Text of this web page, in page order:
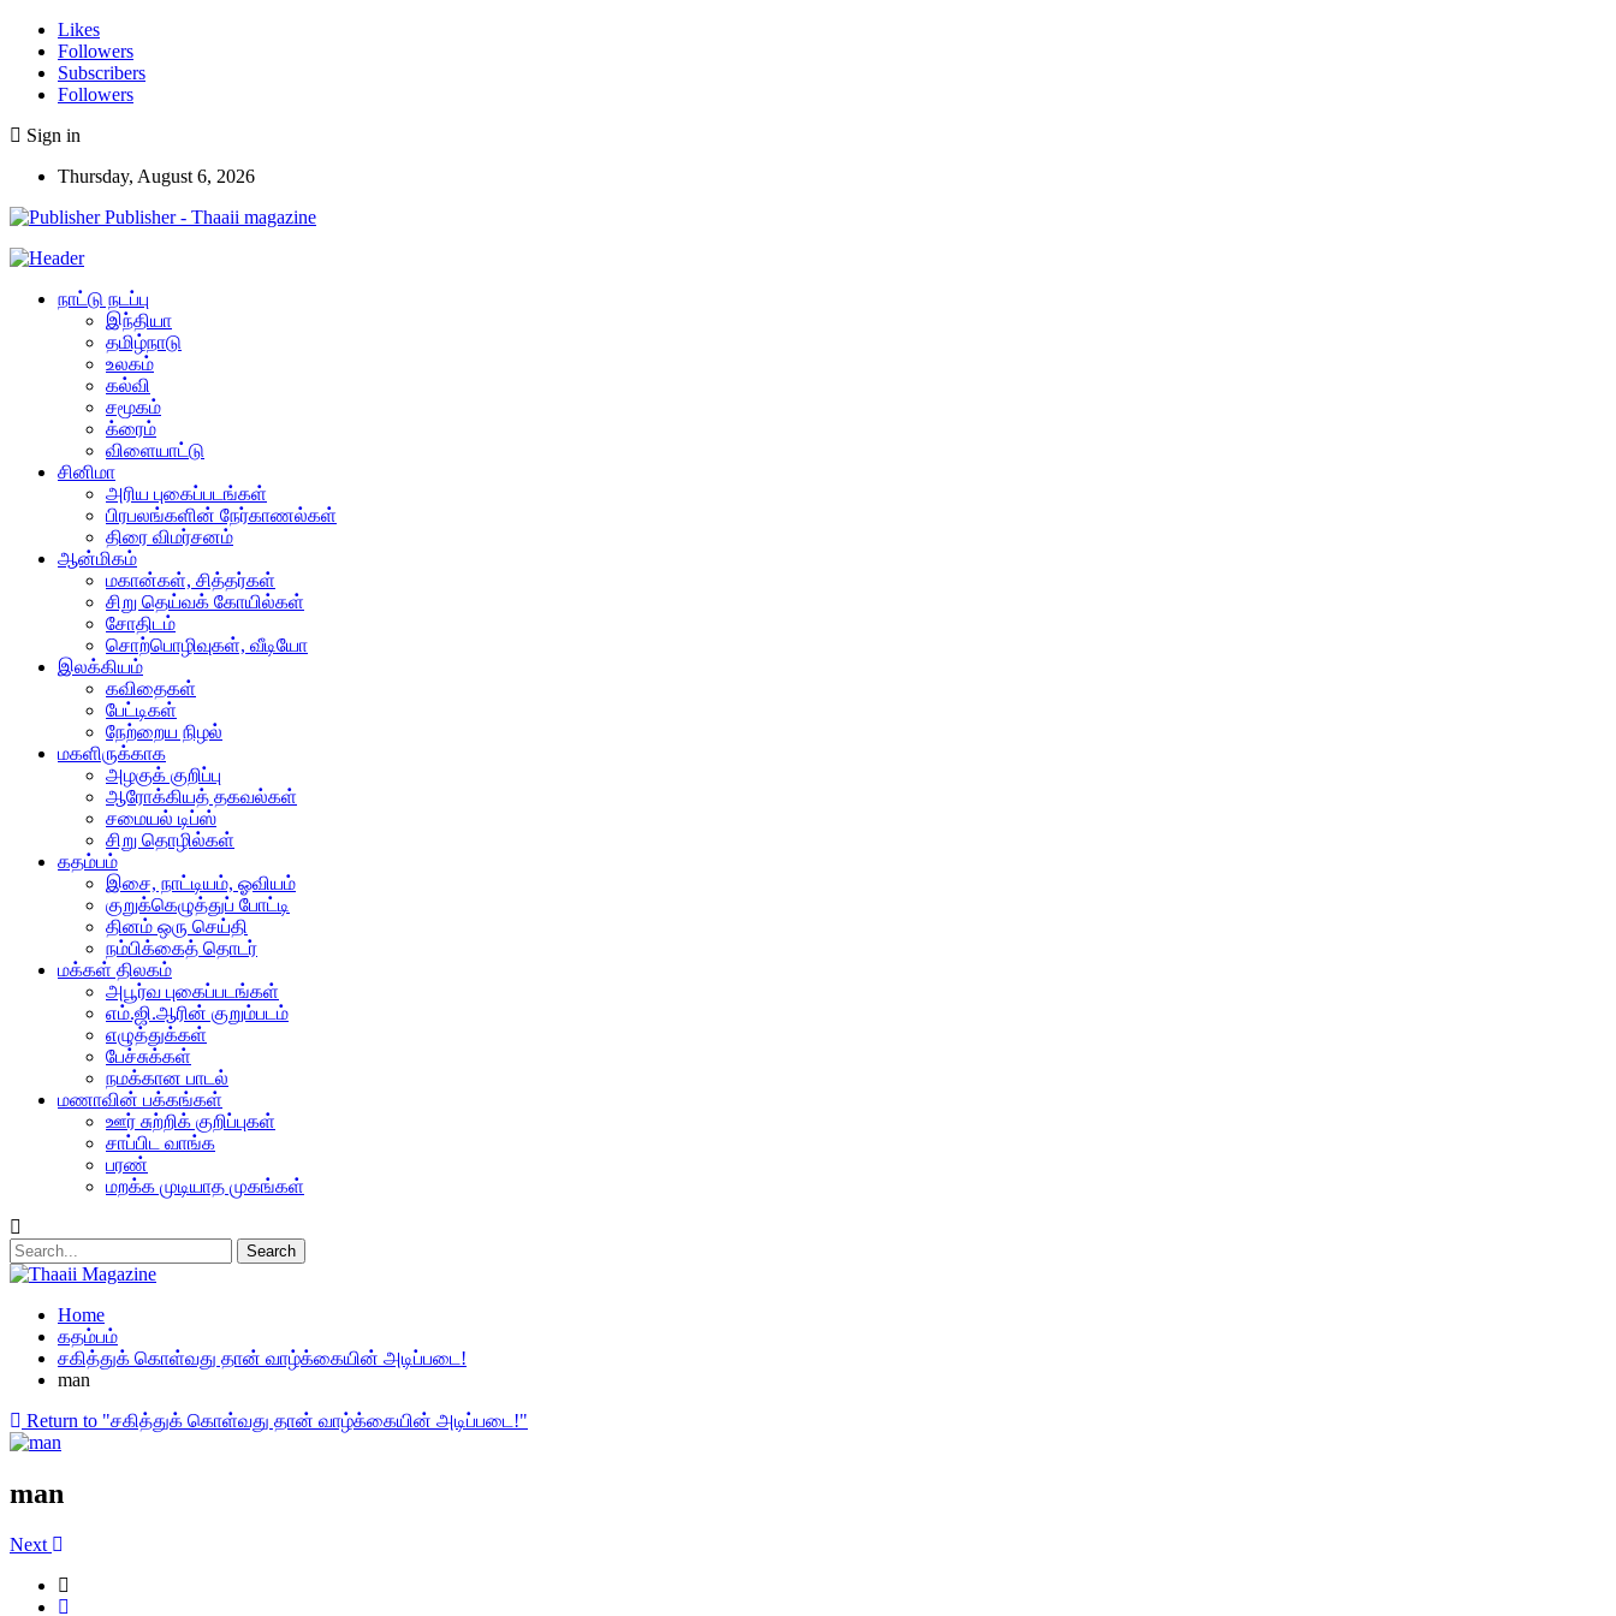
Likes
Followers
Subscribers
Followers
Sign in
Thursday, August 6, 2026
Publisher - Thaaii magazine
நாட்டு நடப்பு
இந்தியா
தமிழ்நாடு
உலகம்
கல்வி
சமூகம்
க்ரைம்
விளையாட்டு
சினிமா
அரிய புகைப்படங்கள்
பிரபலங்களின் நேர்காணல்கள்
திரை விமர்சனம்
ஆன்மிகம்
மகான்கள், சித்தர்கள்
சிறு தெய்வக் கோயில்கள்
சோதிடம்
சொற்பொழிவுகள், வீடியோ
இலக்கியம்
கவிதைகள்
பேட்டிகள்
நேற்றைய நிழல்
மகளிருக்காக
அழகுக் குறிப்பு
ஆரோக்கியத் தகவல்கள்
சமையல் டிப்ஸ்
சிறு தொழில்கள்
கதம்பம்
இசை, நாட்டியம், ஓவியம்
குறுக்கெழுத்துப் போட்டி
தினம் ஒரு செய்தி
நம்பிக்கைத் தொடர்
மக்கள் திலகம்
அபூர்வ புகைப்படங்கள்
எம்.ஜி.ஆரின் குறும்படம்
எழுத்துக்கள்
பேச்சுக்கள்
நமக்கான பாடல்
மணாவின் பக்கங்கள்
ஊர் சுற்றிக் குறிப்புகள்
சாப்பிட வாங்க
பரண்
மறக்க முடியாத முகங்கள்
Home
கதம்பம்
சகித்துக் கொள்வது தான் வாழ்க்கையின் அடிப்படை!
man
Return to "சகித்துக் கொள்வது தான் வாழ்க்கையின் அடிப்படை!"
man
Next